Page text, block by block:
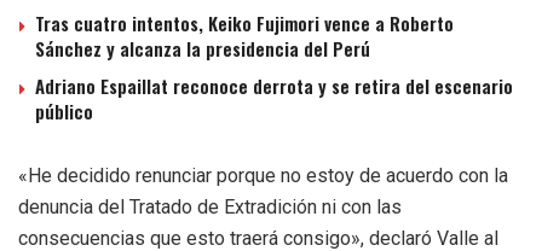
Tras cuatro intentos, Keiko Fujimori vence a Roberto
Sánchez y alcanza la presidencia del Perú
Adriano Espaillat reconoce derrota y se retira del escenario
público
«He decidido renunciar porque no estoy de acuerdo con la
denuncia del Tratado de Extradición ni con las
consecuencias que esto traerá consigo», declaró Valle al